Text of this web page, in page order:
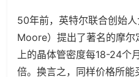
50年前，英特尔联合创始
Moore）提出了著名的摩尔
上的晶体管密度每18-24个
倍。换言之，同样价格所